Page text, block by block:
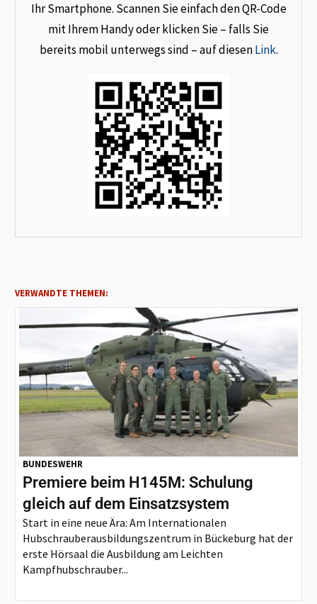
Ihr Smartphone. Scannen Sie einfach den QR-Code
mit Ihrem Handy oder klicken Sie – falls Sie
bereits mobil unterwegs sind – auf diesenLink.
VERWANDTE THEMEN:
BUNDESWEHR
Premiere beim H145M: Schulung
gleich auf dem Einsatzsystem
Start in eine neue Ära: Am Internationalen
Hubschrauberausbildungszentrum in Bückeburg hat der
erste Hörsaal die Ausbildung am Leichten
Kampfhubschrauber...